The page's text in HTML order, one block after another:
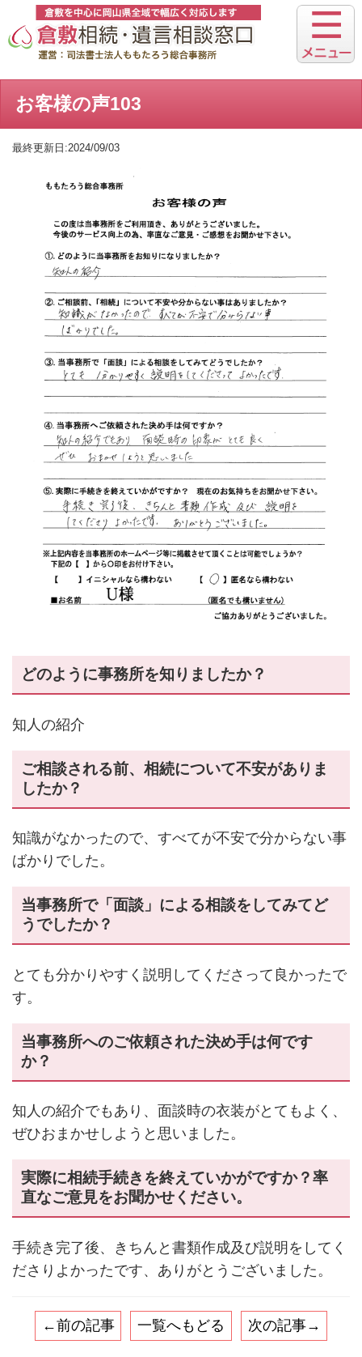
お客様の声103
最終更新日:2024/09/03
どのように事務所を知りましたか？
知人の紹介
ご相談される前、相続について不安がありま
したか？
知識がなかったので、すべてが不安で分からない事
ばかりでした。
当事務所で「面談」による相談をしてみてど
うでしたか？
とても分かりやすく説明してくださって良かったで
す。
当事務所へのご依頼された決め手は何です
か？
知人の紹介でもあり、面談時の衣装がとてもよく、
ぜひおまかせしようと思いました。
実際に相続手続きを終えていかがですか？率
直なご意見をお聞かせください。
手続き完了後、きちんと書類作成及び説明をしてく
ださりよかったです、ありがとうございました。
←前の記事 一覧へもどる 次の記事→